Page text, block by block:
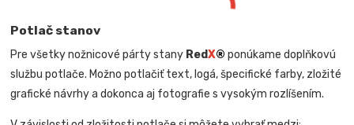
Potlač stanov
Pre všetky nožnicové párty stany RedX® ponúkame doplňkovú
službu potlače. Možno potlačiť text, logá, špecifické farby, zložité
grafické návrhy a dokonca aj fotografie s vysokým rozlíšením.